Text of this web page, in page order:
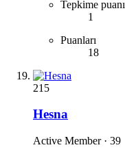
Tepkime puanı
1
Puanları
18
215
Hesna
Active Member · 39